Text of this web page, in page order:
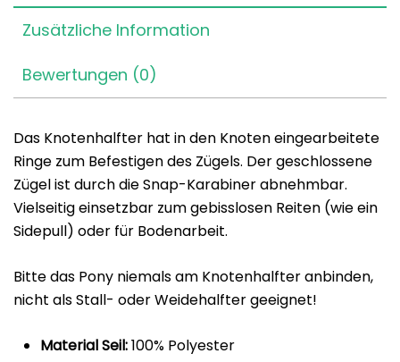
Zusätzliche Information
Bewertungen (0)
Das Knotenhalfter hat in den Knoten eingearbeitete
Ringe zum Befestigen des Zügels. Der geschlossene
Zügel ist durch die Snap-Karabiner abnehmbar.
Vielseitig einsetzbar zum gebisslosen Reiten (wie ein
Sidepull) oder für Bodenarbeit.
Bitte das Pony niemals am Knotenhalfter anbinden,
nicht als Stall- oder Weidehalfter geeignet!
Material Seil:100% Polyester